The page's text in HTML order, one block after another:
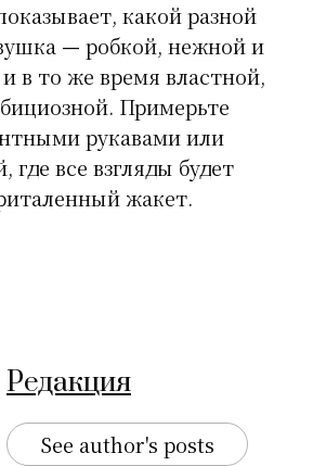
какой разной
—робкой, нежной и
в то же время властной,
Примерьте
рукавами или
все взгляды будет
жакет.
Редакция
See author's posts